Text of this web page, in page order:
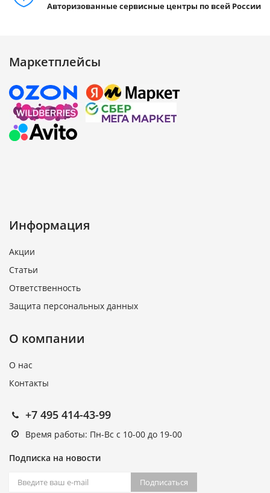
Авторизованные сервисные центры по всей России
Маркетплейсы
Информация
Акции
Статьи
Ответственность
Защита персональных данных
О компании
О нас
Контакты
+7 495 414-43-99
Время работы: Пн-Вс с 10-00 до 19-00
Подписка на новости
Подписаться